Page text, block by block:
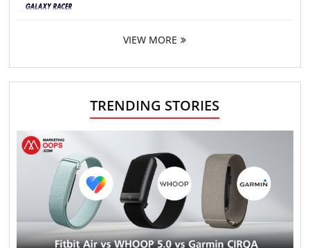
VIEW MORE
TRENDING STORIES